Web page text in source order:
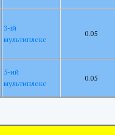
3-ій
мультиплекс
0.05
5-ий
мультиплекс
0.05